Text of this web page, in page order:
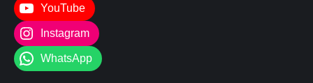
YouTube
Instagram
WhatsApp